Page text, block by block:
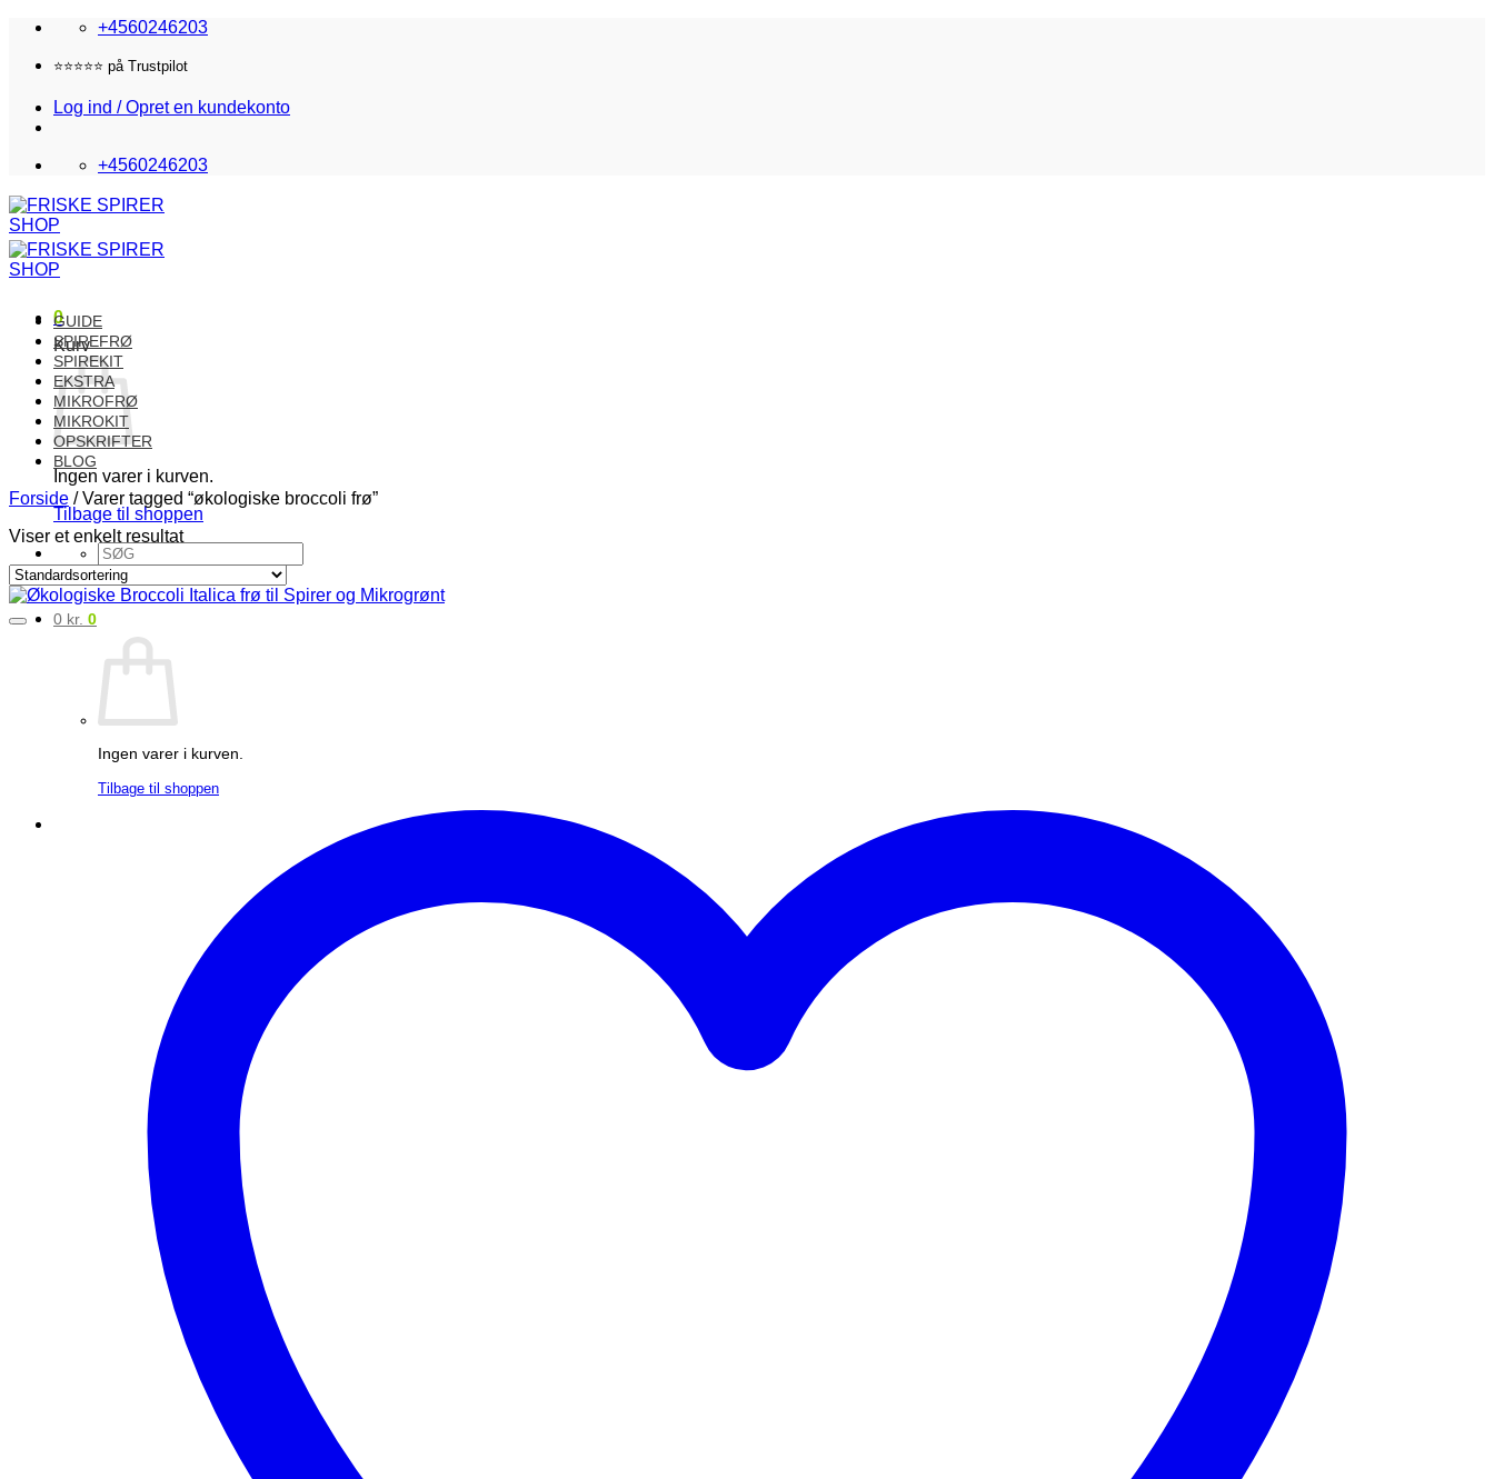
Fortsæt
indhold
+4560246203
Fri fragt i DK over 870,-
Log ind / Opret en kundekonto
+4560246203
0
Kurv
Ingen varer i kurven.
Tilbage til shoppen
Søg
efter:
0 kr. 0
Ingen varer i kurven.
Tilbage til shoppen
GUIDE
SPIREFRØ
SPIREKIT
EKSTRA
MIKROFRØ
MIKROKIT
OPSKRIFTER
BLOG
Forside /Varer tagged “økologiske broccoli frø”
Viser et enkelt resultat